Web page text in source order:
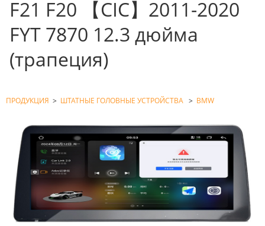
F21 F20 【CIC】2011-2020
FYT 7870 12.3 дюйма
(трапеция)
ПРОДУКЦИЯ > ШТАТНЫЕ ГОЛОВНЫЕ УСТРОЙСТВА > BMW